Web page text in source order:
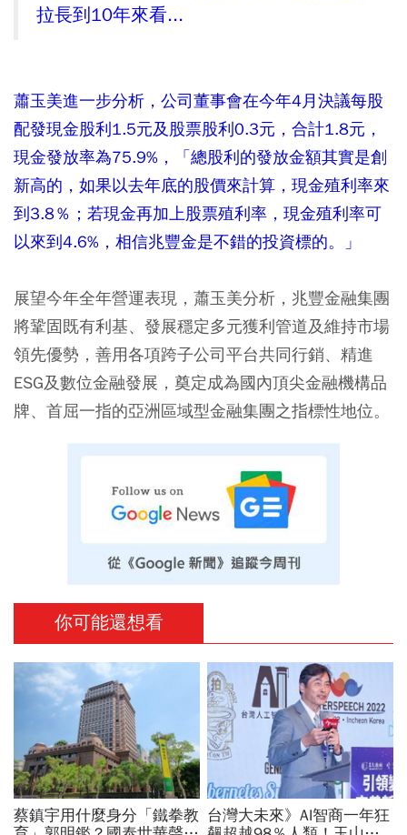
拉長到10年來看...
蕭玉美進一步分析，公司董事會在今年4月決議每股
配發現金股利1.5元及股票股利0.3元，合計1.8元，
現金發放率為75.9%，「總股利的發放金額其實是創
新高的，如果以去年底的股價來計算，現金殖利率來
到3.8％；若現金再加上股票殖利率，現金殖利率可
以來到4.6%，相信兆豐金是不錯的投資標的。」
展望今年全年營運表現，蕭玉美分析，兆豐金融集團
將鞏固既有利基、發展穩定多元獲利管道及維持市場
領先優勢，善用各項跨子公司平台共同行銷、精進
ESG及數位金融發展，奠定成為國內頂尖金融機構品
牌、首屈一指的亞洲區域型金融集團之指標性地位。
你可能還想看
蔡鎮宇用什麼身分「鐵拳教 台灣大未來》AI智商一年狂